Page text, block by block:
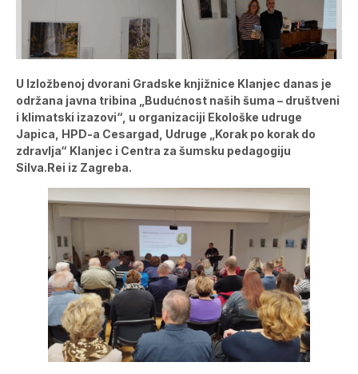
U Izložbenoj dvorani Gradske knjižnice Klanjec danas je
održana javna tribina „Budućnost naših šuma – društveni
i klimatski izazovi“, u organizaciji Ekološke udruge
Japica, HPD-a Cesargad, Udruge „Korak po korak do
zdravlja“ Klanjec i Centra za šumsku pedagogiju
Silva.Rei iz Zagreba.